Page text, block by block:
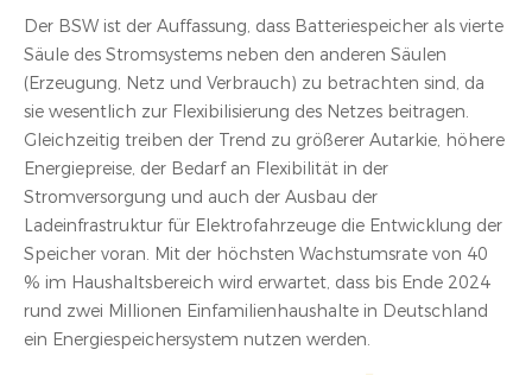
Der BSW ist der Auffassung, dass Batteriespeicher als vierte
Säule des Stromsystems neben den anderen Säulen
(Erzeugung, Netz und Verbrauch) zu betrachten sind, da
sie wesentlich zur Flexibilisierung des Netzes beitragen.
Gleichzeitig treiben der Trend zu größerer Autarkie, höhere
Energiepreise, der Bedarf an Flexibilität in der
Stromversorgung und auch der Ausbau der
Ladeinfrastruktur für Elektrofahrzeuge die Entwicklung der
Speicher voran. Mit der höchsten Wachstumsrate von 40
% im Haushaltsbereich wird erwartet, dass bis Ende 2024
rund zwei Millionen Einfamilienhaushalte in Deutschland
ein Energiespeichersystem nutzen werden.